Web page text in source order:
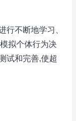
不断地学习、
拟个体行为决
试和完善,使超